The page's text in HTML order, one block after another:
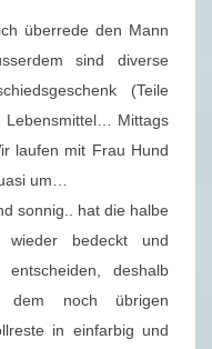
überrede den Mann
sind diverse
(Teile
Lebensmittel… Mittags
laufen mit Frau Hund
um…
sonnig.. hat die halbe
wieder bedeckt und
deshalb
noch übrigen
in einfarbig und